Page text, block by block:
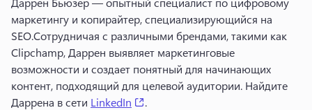
Войти
Попробовать бесплатно
маркетингу и копирайтер, специализирующийся на
SEO.Сотрудничая с различными брендами, такими как
Clipchamp, Даррен выявляет маркетинговые
возможности и создает понятный для начинающих
контент, подходящий для целевой аудитории. Найдите
Даррена в сети LinkedIn .